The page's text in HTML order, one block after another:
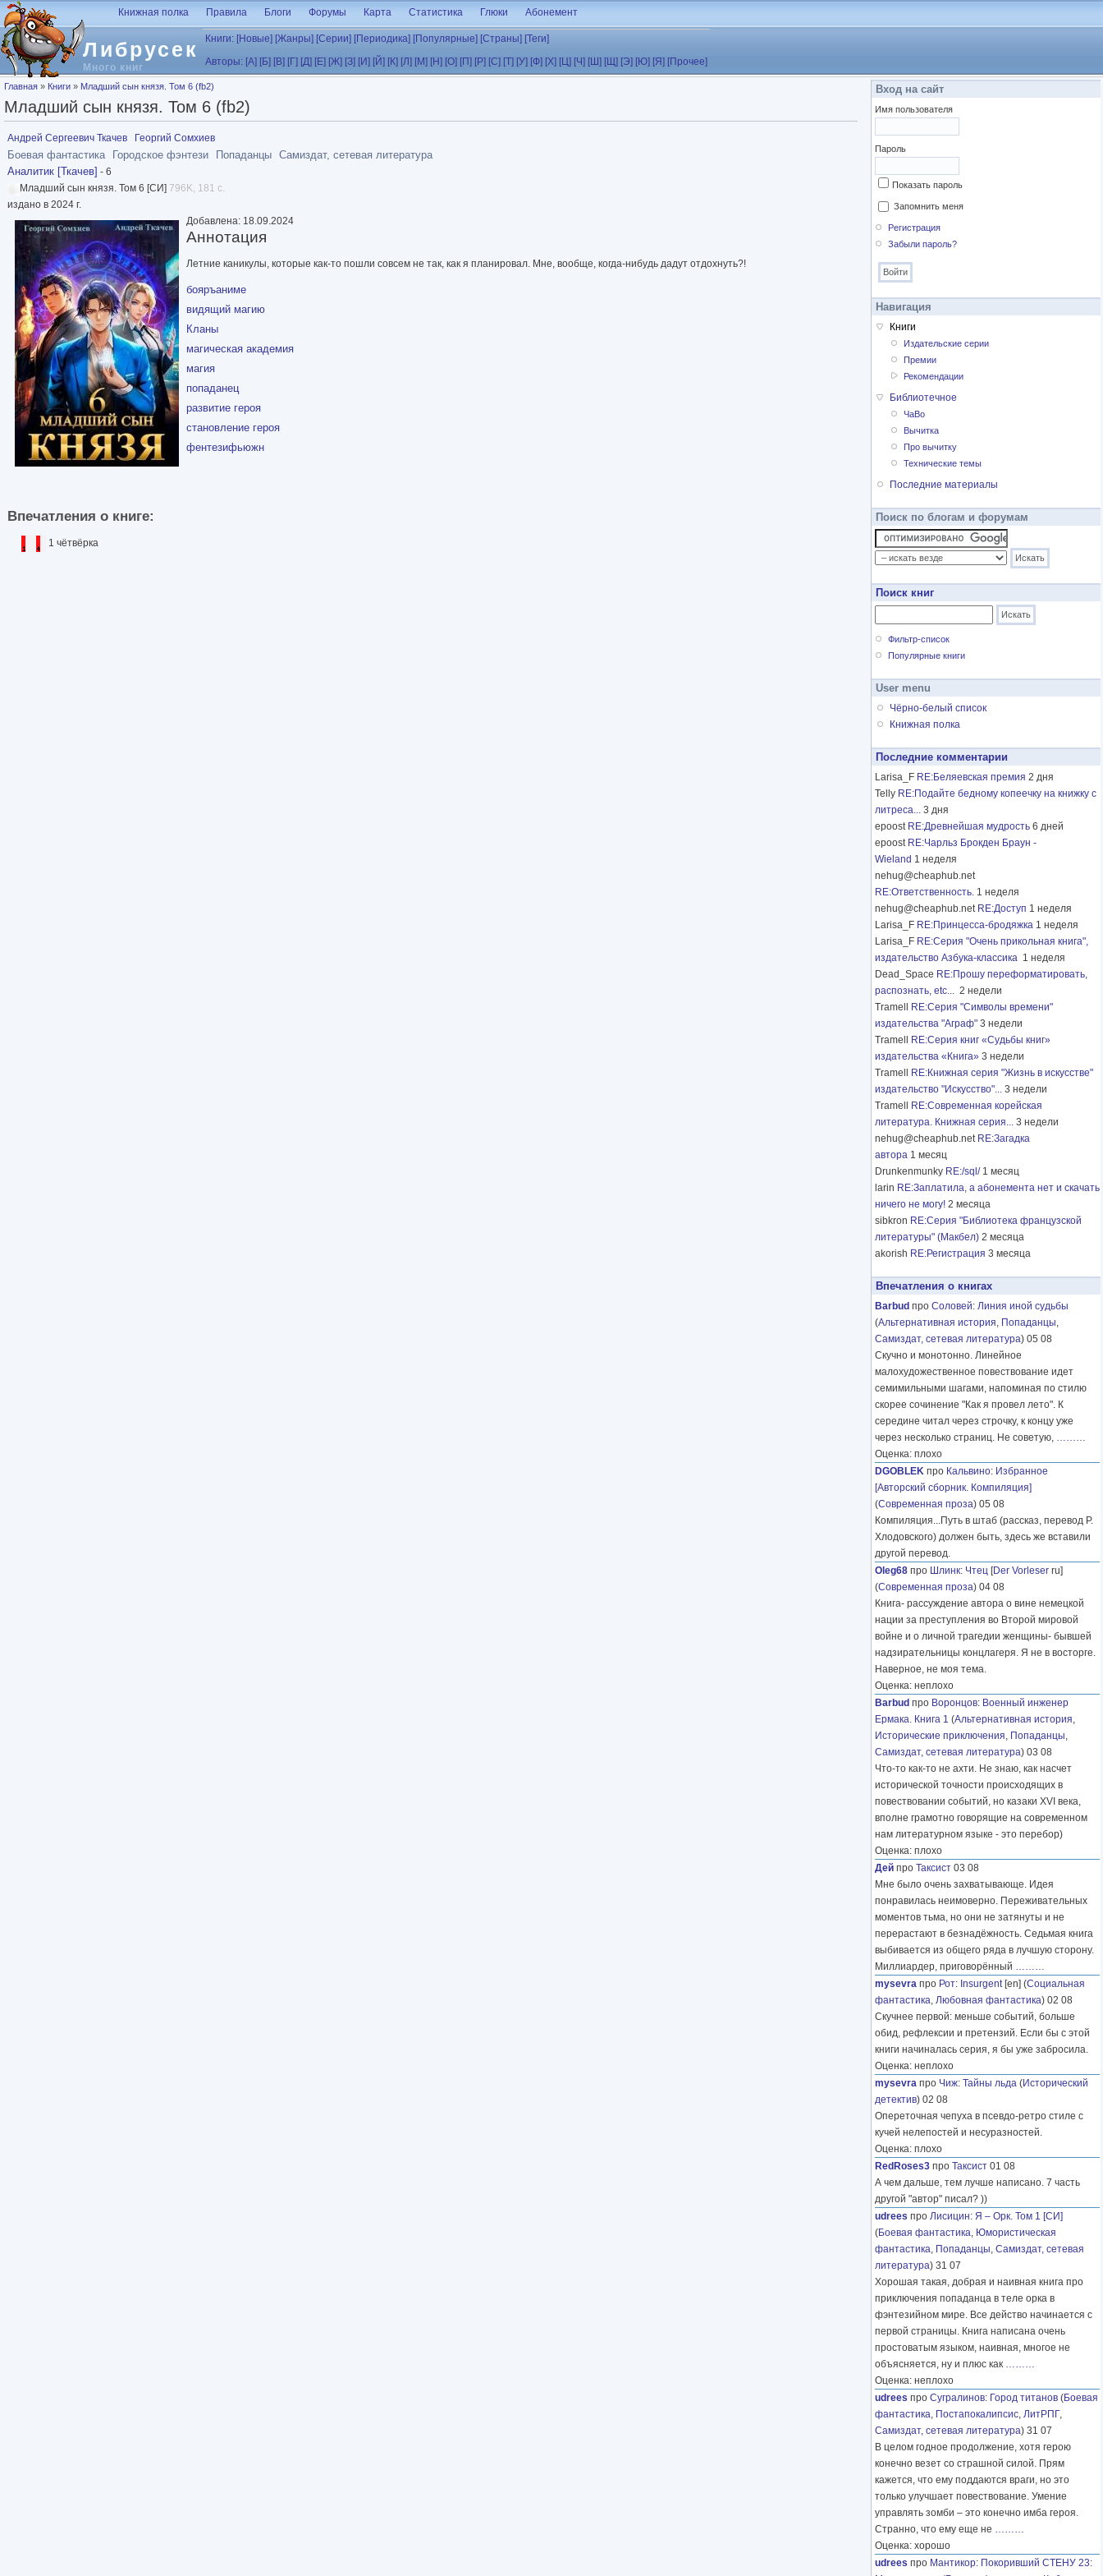
Перейти к основному содержанию
Либрусек
Много книг
Книжная полка Правила Блоги Форумы Карта Статистика Глюки Абонемент
Книги: [Новые] [Жанры] [Серии] [Периодика] [Популярные] [Страны] [Теги]
Авторы: [А] [Б] [В] [Г] [Д] [Е] [Ж] [З] [И] [Й] [К] [Л] [М] [Н] [О] [П] [Р] [С] [Т] [У] [Ф] [Х] [Ц] [Ч] [Ш] [Щ] [Э] [Ю] [Я] [Прочее]
Вы здесь
Главная » Книги » Младший сын князя. Том 6 (fb2)
Младший сын князя. Том 6 (fb2)
Андрей Сергеевич Ткачев Георгий Сомхиев
Боевая фантастика Городское фэнтези Попаданцы Самиздат, сетевая литература
Аналитик [Ткачев] - 6
Младший сын князя. Том 6 [СИ] 796K, 181 с.
издано в 2024 г.
Добавлена: 18.09.2024
Аннотация
Летние каникулы, которые как-то пошли совсем не так, как я планировал. Мне, вообще, когда-нибудь дадут отдохнуть?!
бояръаниме
видящий магию
Кланы
магическая академия
магия
попаданец
развитие героя
становление героя
фентезифьюжн
Впечатления о книге:
1 чётвёрка
Вход на сайт
Имя пользователя
Пароль
Показать пароль
Запомнить меня
Регистрация
Забыли пароль?
Навигация
Книги
Издательские серии
Премии
Рекомендации
Библиотечное
ЧаВо
Вычитка
Про вычитку
Технические темы
Последние материалы
Поиск по блогам и форумам
Поиск книг
Фильтр-список
Популярные книги
User menu
Чёрно-белый список
Книжная полка
Последние комментарии
Larisa_F RE:Беляевская премия 2 дня
Telly RE:Подайте бедному копеечку на книжку с
литреса... 3 дня
epoost RE:Древнейшая мудрость 6 дней
epoost RE:Чарльз Брокден Браун -
Wieland 1 неделя
nehug@cheaphub.net
RE:Ответственность. 1 неделя
nehug@cheaphub.net RE:Доступ 1 неделя
Larisa_F RE:Принцесса-бродяжка 1 неделя
Larisa_F RE:Серия "Очень прикольная книга",
издательство Азбука-классика 1 неделя
Dead_Space RE:Прошу переформатировать,
распознать, etc... 2 недели
Tramell
RE:Серия "Символы времени"
издательства "Аграф" 3 недели
Tramell
RE:Серия книг «Судьбы книг»
издательства «Книга» 3 недели
Tramell
RE:Книжная серия "Жизнь в искусстве"
издательство "Искусство"... 3 недели
Tramell
RE:Современная корейская
литература. Книжная серия... 3 недели
nehug@cheaphub.net RE:Загадка
автора 1 месяц
Drunkenmunky RE:/sql/ 1 месяц
larin RE:Заплатила, а абонемента нет и скачать
ничего не могу! 2 месяца
sibkron RE:Серия "Библиотека французской
литературы" (Макбел) 2 месяца
akorish RE:Регистрация 3 месяца
Впечатления о книгах
Barbud про Соловей: Линия иной судьбы
(Альтернативная история, Попаданцы,
Самиздат, сетевая литература) 05 08
Скучно и монотонно. Линейное
малохудожественное повествование идет
семимильными шагами, напоминая по стилю
скорее сочинение "Как я провел лето". К
середине читал через строчку, к концу уже
через несколько страниц. Не советую, ………
Оценка: плохо
DGOBLEK про Кальвино: Избранное
[Авторский сборник. Компиляция]
(Современная проза) 05 08
Компиляция...Путь в штаб (рассказ, перевод Р.
Хлодовского) должен быть, здесь же вставили
другой перевод.
Oleg68 про Шлинк: Чтец [Der Vorleser ru]
(Современная проза) 04 08
Книга- рассуждение автора о вине немецкой
нации за преступления во Второй мировой
войне и о личной трагедии женщины- бывшей
надзирательницы концлагеря. Я не в восторге.
Наверное, не моя тема.
Оценка: неплохо
Barbud про Воронцов: Военный инженер
Ермака. Книга 1 (Альтернативная история,
Исторические приключения, Попаданцы,
Самиздат, сетевая литература) 03 08
Что-то как-то не ахти. Не знаю, как насчет
исторической точности происходящих в
повествовании событий, но казаки XVI века,
вполне грамотно говорящие на современном
нам литературном языке - это перебор)
Оценка: плохо
Дей про Таксист 03 08
Мне было очень захватывающе. Идея
понравилась неимоверно. Переживательных
моментов тьма, но они не затянуты и не
перерастают в безнадёжность. Седьмая книга
выбивается из общего ряда в лучшую сторону.
Миллиардер, приговорённый ………
mysevra про Рот: Insurgent[en] (Социальная
фантастика, Любовная фантастика) 02 08
Скучнее первой: меньше событий, больше
обид, рефлексии и претензий. Если бы с этой
книги начиналась серия, я бы уже забросила.
Оценка: неплохо
mysevra про Чиж: Тайны льда (Исторический
детектив) 02 08
Опереточная чепуха в псевдо-ретро стиле с
кучей нелепостей и несуразностей.
Оценка: плохо
RedRoses3 про Таксист 01 08
А чем дальше, тем лучше написано. 7 часть
другой "автор" писал? ))
udrees про Лисицин: Я – Орк. Том 1 [СИ]
(Боевая фантастика, Юмористическая
фантастика, Попаданцы, Самиздат, сетевая
литература) 31 07
Хорошая такая, добрая и наивная книга про
приключения попаданца в теле орка в
фэнтезийном мире. Все действо начинается с
первой страницы. Книга написана очень
простоватым языком, наивная, многое не
объясняется, ну и плюс как ………
Оценка: неплохо
udrees про Сугралинов: Город титанов (Боевая
фантастика, Постапокалипсис, ЛитРПГ,
Самиздат, сетевая литература) 31 07
В целом годное продолжение, хотя герою
конечно везет со страшной силой. Прям
кажется, что ему поддаются враги, но это
только улучшает повествование. Умение
управлять зомби – это конечно имба героя.
Странно, что ему еще не ………
Оценка: хорошо
udrees про Мантикор: Покоривший СТЕНУ 23: